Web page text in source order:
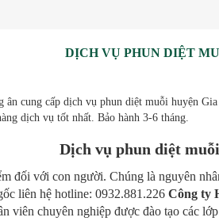
DỊCH VỤ PHUN DIỆT
ân cung cấp dịch vụ phun diệt muỗi huyện
dịch vụ tốt nhất. Bảo hành 3-6 tháng.
Dịch vụ phun diệt
đối với con người. Chúng là nguyên
liên hệ hotline: 0932.881.226 Công ty
viên chuyên nghiệp được đào tạo các